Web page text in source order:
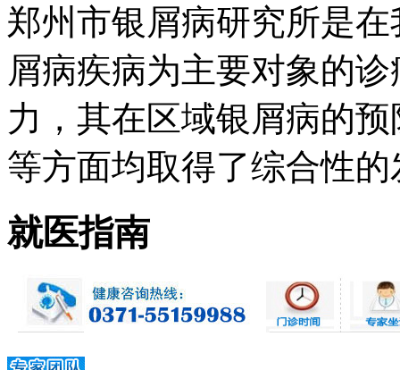
郑州市银屑病研究所是
屑病疾病为主要对象的
力，其在区域银屑病的
等方面均取得了综合性的
就医指南